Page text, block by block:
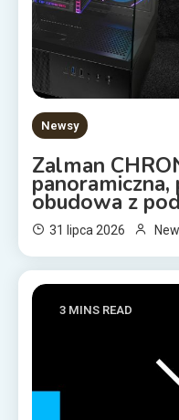
Newsy
Zalman
obudowa z
31 lipca 2026
3 MINS READ